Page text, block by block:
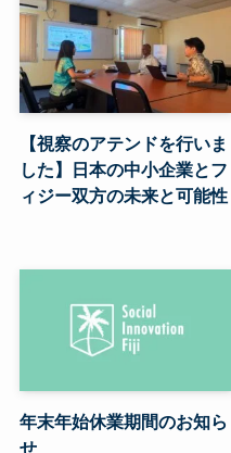
【視察のアテンドを行いま
した】日本の中小企業とフ
ィジー双方の未来と可能性
年末年始休業期間のお知ら
せ